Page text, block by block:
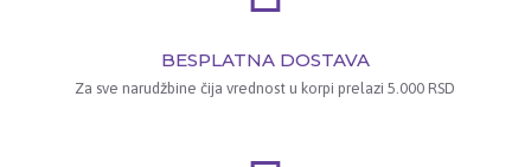
BESPLATNA DOSTAVA
Za sve narudžbine čija vrednost u korpi prelazi 5.000 RSD